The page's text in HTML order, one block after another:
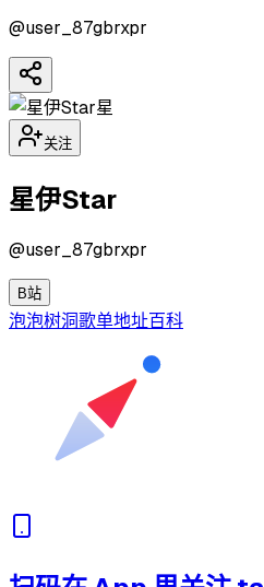
@user_87gbrxpr
星
关注
星伊Star
@user_87gbrxpr
B站
泡泡树洞歌单地址百科